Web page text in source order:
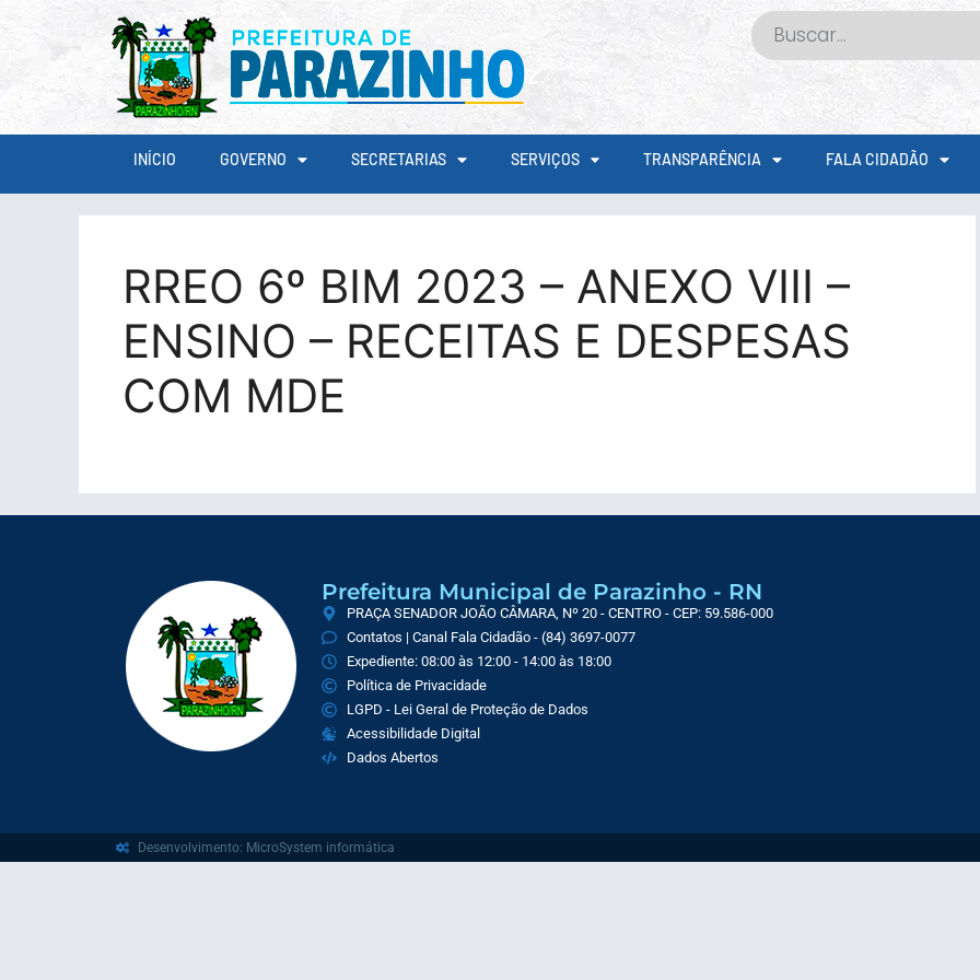
INÍCIO GOVERNO SECRETARIAS SERVIÇOS TRANSPARÊNCIA FALA CIDADÃO
RREO 6º BIM 2023 – ANEXO VIII –
ENSINO – RECEITAS E DESPESAS
COM MDE
Prefeitura Municipal de Parazinho - RN
PRAÇA SENADOR JOÃO CÂMARA, Nº 20 - CENTRO - CEP: 59.586-000
Contatos | Canal Fala Cidadão - (84) 3697-0077
Expediente: 08:00 às 12:00 - 14:00 às 18:00
Política de Privacidade
LGPD - Lei Geral de Proteção de Dados
Acessibilidade Digital
Dados Abertos
Desenvolvimento: MicroSystem informática